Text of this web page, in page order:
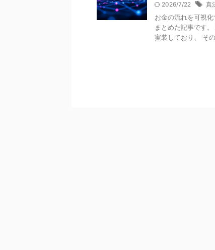
2026/7/22 真
お金の流れを可視
まとめた記事です
実装しており、 そ